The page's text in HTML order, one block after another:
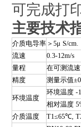
可完成打
主要技术
介质电导率 ＞5μ S/cm.
流速
0.3-12m/s
量程
在可测流
精度
测量示值
环境温度
环境温度 -
相对温度
介质温度
T1≤65℃,